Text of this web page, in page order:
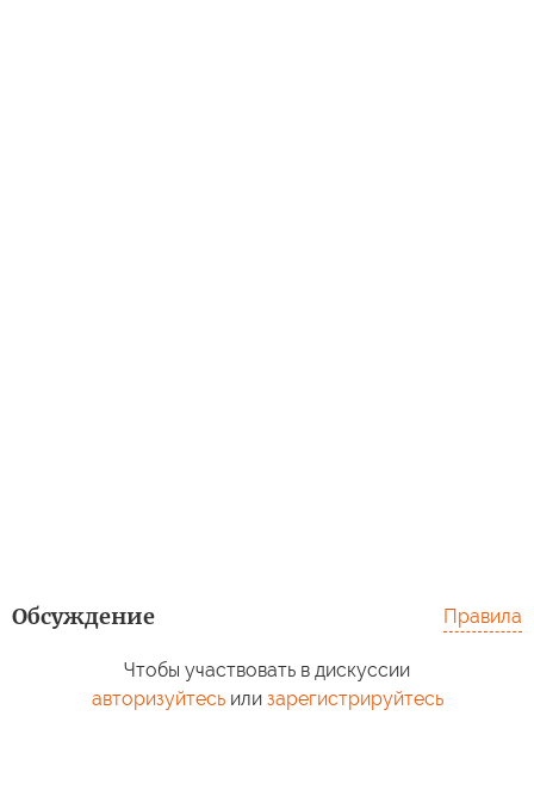
Обсуждение Правила
Чтобы участвовать в дискуссии
авторизуйтесьили зарегистрируйтесь